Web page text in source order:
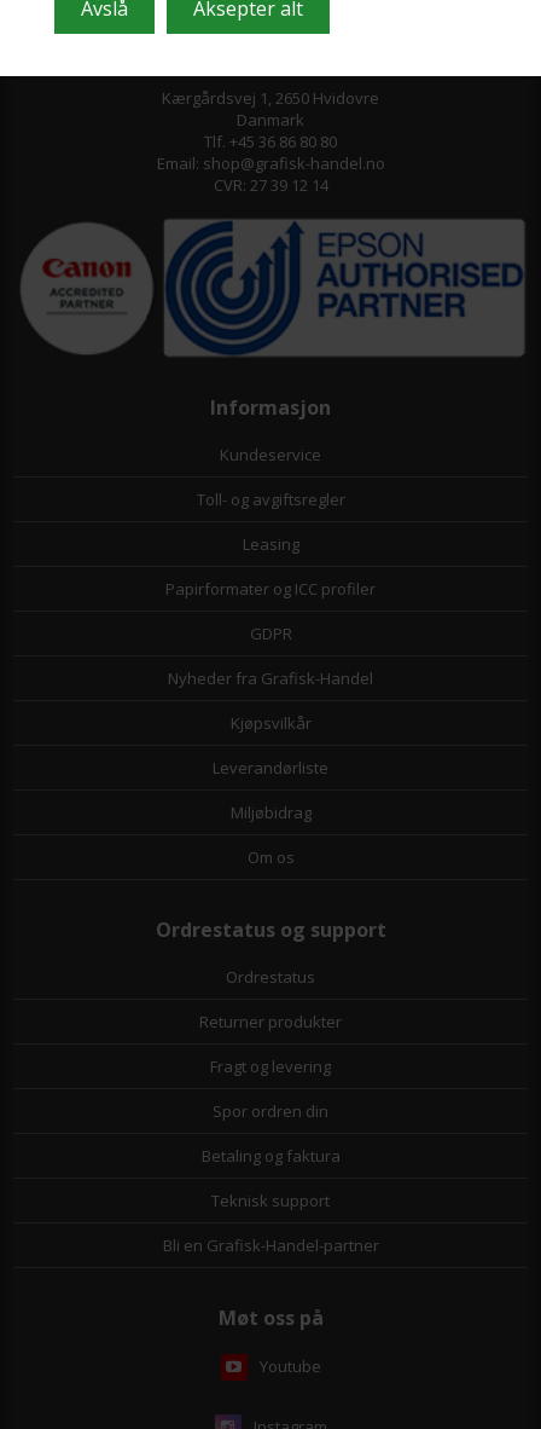
Kærgårdsvej 1, 2650 Hvidovre
Danmark
Tlf. +45 36 86 80 80
Email: shop@grafisk-handel.no
CVR: 27 39 12 14
Informasjon
Kundeservice
Toll- og avgiftsregler
Leasing
Papirformater og ICC profiler
GDPR
Nyheder fra Grafisk-Handel
Kjøpsvilkår
Leverandørliste
Miljøbidrag
Om os
Ordrestatus og support
Ordrestatus
Returner produkter
Fragt og levering
Spor ordren din
Betaling og faktura
Teknisk support
Bli en Grafisk-Handel-partner
Møt oss på
Youtube